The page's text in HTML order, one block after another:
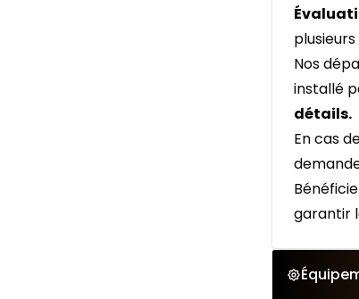
Nos
installé
détails.
En cas
garantir